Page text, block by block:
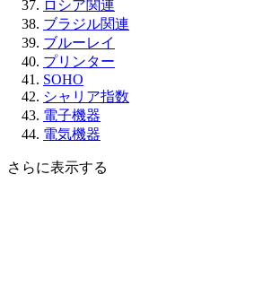
ロシア関連
ブラジル関連
ブルーレイ
プリンター
SOHO
シャリア指数
電子機器
電気機器
さらに表示する